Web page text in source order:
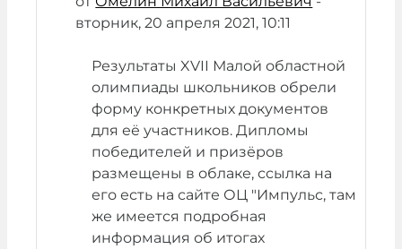
вторник, 20 апреля 2021, 10:11
Результаты XVII Малой областной
олимпиады школьников обрели
форму конкретных документов
для её участников. Дипломы
победителей и призёров
размещены в облаке, ссылка на
его есть на сайте ОЦ "Импульс, там
же имеется подробная
информация об итогах